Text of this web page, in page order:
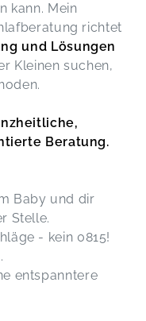
kann. Mein
richtet
und Lösungen
Kleinen suchen,
Beratung.
Baby und dir
Stelle.
- kein 0815!
entspanntere